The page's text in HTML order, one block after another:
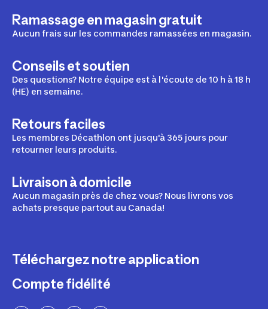
Ramassage en magasin gratuit
Aucun frais sur les commandes ramassées en magasin.
Conseils et soutien
Des questions? Notre équipe est à l'écoute de 10 h à 18 h
(HE) en semaine.
Retours faciles
Les membres Décathlon ont jusqu'à 365 jours pour
retourner leurs produits.
Livraison à domicile
Aucun magasin près de chez vous? Nous livrons vos
achats presque partout au Canada!
Téléchargez notre application
Compte fidélité